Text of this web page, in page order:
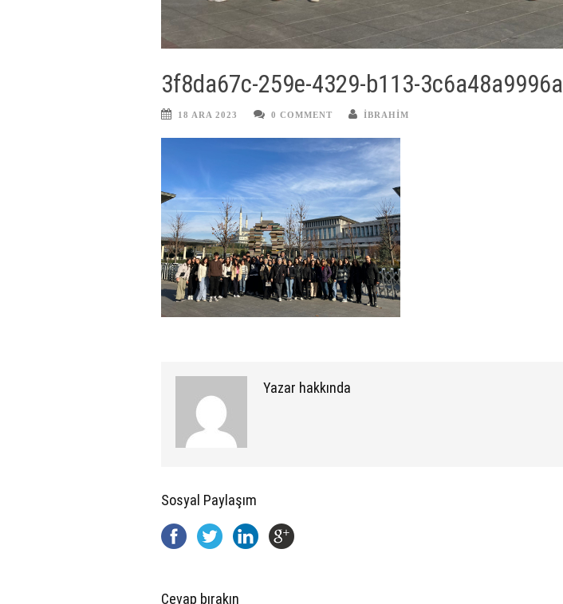
3f8da67c-259e-4329-b113-3c6a48a9996a
18 ARA 2023 0 COMMENT IBRAHIM
Yazar hakkında
Sosyal Paylaşım
Cevap bırakın